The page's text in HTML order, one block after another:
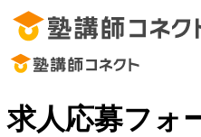
求人応募フォ